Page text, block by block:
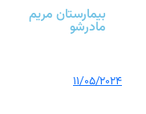
بیمارستان مریم
مادرشو
11/05/2024